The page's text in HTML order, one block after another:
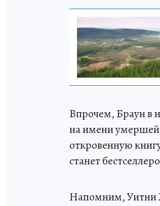
Впрочем, Браун в
на имени
откровенную
станет
Напомним, Уитни